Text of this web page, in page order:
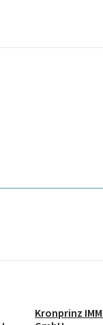
Kronprinz